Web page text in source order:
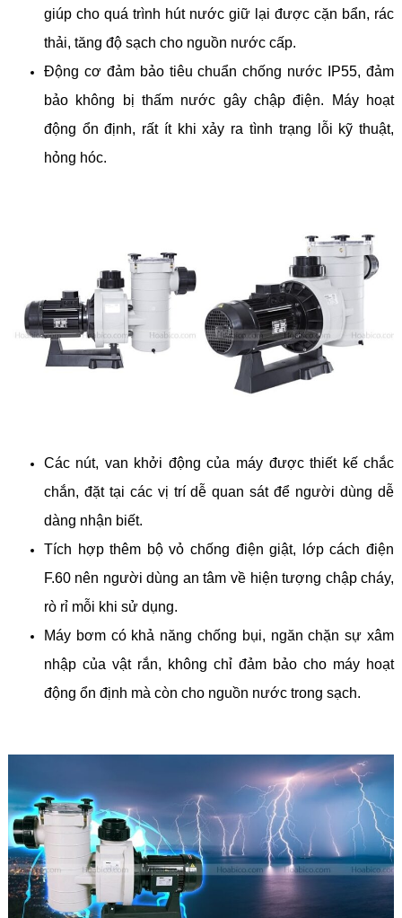
giúp cho quá trình hút nước giữ lại được cặn bẩn, rác
thải, tăng độ sạch cho nguồn nước cấp.
Động cơ đảm bảo tiêu chuẩn chống nước IP55, đảm
bảo không bị thấm nước gây chập điện. Máy hoạt
động ổn định, rất ít khi xảy ra tình trạng lỗi kỹ thuật,
hỏng hóc.
Các nút, van khởi động của máy được thiết kế chắc
chắn, đặt tại các vị trí dễ quan sát để người dùng dễ
dàng nhận biết.
Tích hợp thêm bộ vỏ chống điện giật, lớp cách điện
F.60 nên người dùng an tâm về hiện tượng chập cháy,
rò rỉ mỗi khi sử dụng.
Máy bơm có khả năng chống bụi, ngăn chặn sự xâm
nhập của vật rắn, không chỉ đảm bảo cho máy hoạt
động ổn định mà còn cho nguồn nước trong sạch.